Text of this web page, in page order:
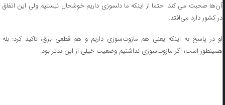
آن‌ها صحبت می کند. حتما از اینکه ما دلسوزی داریم خوشحال نیستیم ولی این اتفاق
در کشور دارد می‌افتد.
او در پاسخ به اینکه یعنی هم مازوت‌سوزی داریم و هم قطعی‌ برق، تاکید کرد: بله
همینطور است؛ اگر مازوت‌سوزی نداشتیم وضعیت خیلی از این بدتر بود.